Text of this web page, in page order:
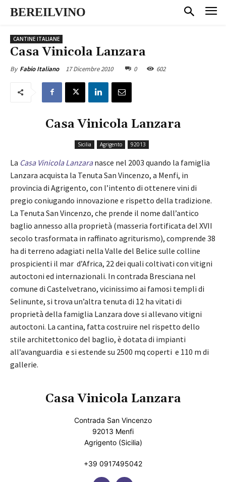
BEREILVINO
CANTINE ITALIANE
Casa Vinicola Lanzara
By Fabio Italiano 17 Dicembre 2010 0 602
Casa Vinicola Lanzara
Sicilia Agrigento 92013
La Casa Vinicola Lanzaranasce nel 2003 quando la famiglia
Lanzara acquista la Tenuta San Vincenzo, a Menfi, in
provincia di Agrigento, con l’intento di ottenere vini di
pregio coniugando innovazione e rispetto della tradizione.
La Tenuta San Vincenzo, che prende il nome dall’antico
baglio annesso alla proprietà (masseria fortificata del XVII
secolo trasformata in raffinato agriturismo), comprende 38
ha di terreno adagiati nella Valle del Belice sulle colline
prospicienti il mar d’Africa, 22 dei quali coltivati con vitigni
autoctoni ed internazionali. In contrada Bresciana nel
comune di Castelvetrano, vicinissimo ai famosi templi di
Selinunte, si trova un’altra tenuta di 12 ha vitati di
proprietà della famiglia Lanzara dove si allevano vitigni
autoctoni. La cantina, fatta costruire nel rispetto dello
stile architettonico del baglio, è dotata di impianti
all’avanguardia e si estende su 2500 mq coperti e 110 m di
gallerie.
Casa Vinicola Lanzara
Contrada San Vincenzo
92013 Menfi
Agrigento (Sicilia)
+39 0917495042